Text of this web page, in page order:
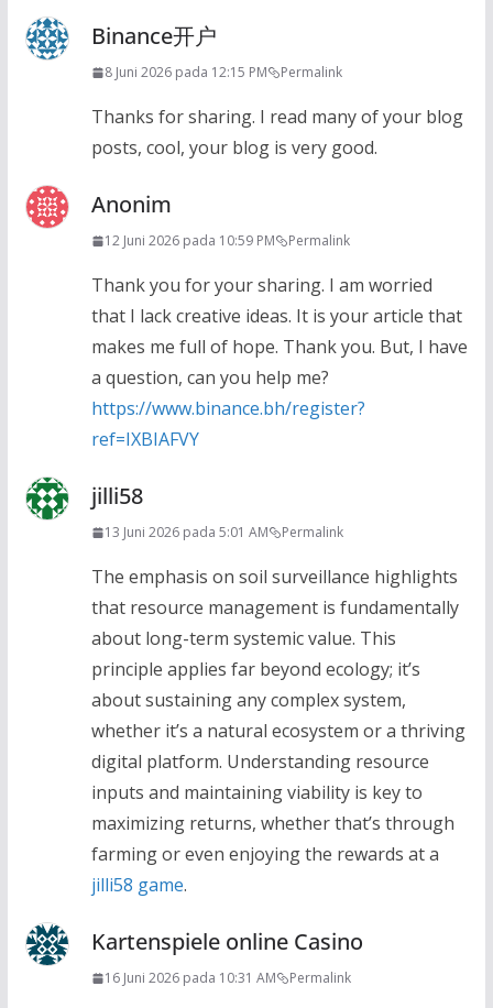
Binance开户
8 Juni 2026 pada 12:15 PM Permalink
Thanks for sharing. I read many of your blog
posts, cool, your blog is very good.
Anonim
12 Juni 2026 pada 10:59 PM Permalink
Thank you for your sharing. I am worried
that I lack creative ideas. It is your article that
makes me full of hope. Thank you. But, I have
a question, can you help me?
https://www.binance.bh/register?
ref=IXBIAFVY
jilli58
13 Juni 2026 pada 5:01 AM Permalink
The emphasis on soil surveillance highlights
that resource management is fundamentally
about long-term systemic value. This
principle applies far beyond ecology; it’s
about sustaining any complex system,
whether it’s a natural ecosystem or a thriving
digital platform. Understanding resource
inputs and maintaining viability is key to
maximizing returns, whether that’s through
farming or even enjoying the rewards at a
jilli58 game.
Kartenspiele online Casino
16 Juni 2026 pada 10:31 AM Permalink